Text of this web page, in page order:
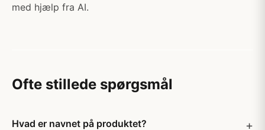
med hjælp fra AI.
Ofte stillede spørgsmål
Hvad er navnet på produktet?